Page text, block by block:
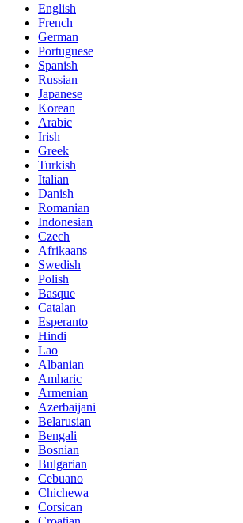
English
French
German
Portuguese
Spanish
Russian
Japanese
Korean
Arabic
Irish
Greek
Turkish
Italian
Danish
Romanian
Indonesian
Czech
Afrikaans
Swedish
Polish
Basque
Catalan
Esperanto
Hindi
Lao
Albanian
Amharic
Armenian
Azerbaijani
Belarusian
Bengali
Bosnian
Bulgarian
Cebuano
Chichewa
Corsican